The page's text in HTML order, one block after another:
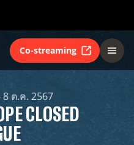
Co-streaming
8 ต.ค. 2567
CLOSED